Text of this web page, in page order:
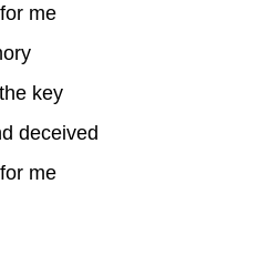
me
key
deceived
me